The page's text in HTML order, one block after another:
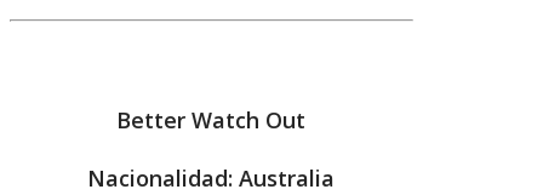
Better Watch Out
Nacionalidad: Australia